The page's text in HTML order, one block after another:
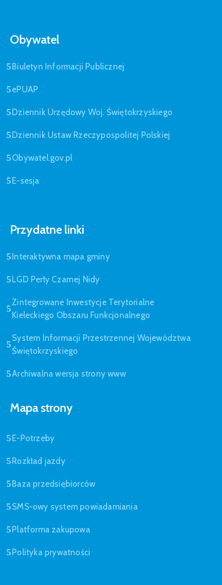
Obywatel
Biuletyn Informacji Publicznej
ePUAP
Dziennik Urzędowy Woj. Świętokrzyskiego
Dziennik Ustaw Rzeczypospolitej Polskiej
Obywatel.gov.pl
E-sesja
Przydatne linki
Interaktywna mapa gminy
LGD Perły Czarnej Nidy
Zintegrowane Inwestycje Terytorialne
Kieleckiego Obszaru Funkcjonalnego
System Informacji Przestrzennej Województwa
Świętokrzyskiego
Archiwalna wersja strony www
Mapa strony
E-Potrzeby
Rozkład jazdy
Baza przedsiębiorców
SMS-owy system powiadamiania
Platforma zakupowa
Polityka prywatności